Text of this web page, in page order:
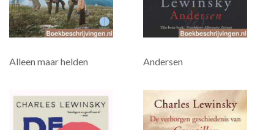
Alleen maar helden Andersen